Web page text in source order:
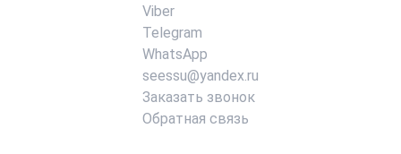
Viber
Telegram
WhatsApp
seessu@yandex.ru
Заказать звонок
Обратная связь